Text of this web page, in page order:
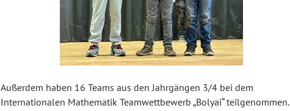
Außerdem haben 16 Teams aus den Jahrgängen 3/4 bei dem
Internationalen Mathematik Teamwettbewerb „Bolyai“ teilgenommen.